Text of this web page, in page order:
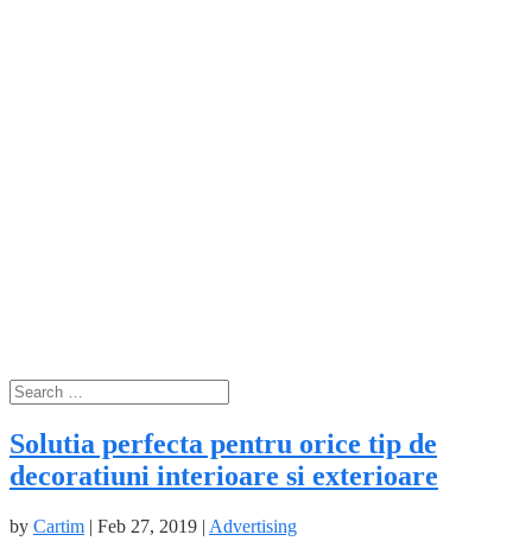
Solutia perfecta pentru orice tip de
decoratiuni interioare si exterioare
by Cartim | Feb 27, 2019 | Advertising